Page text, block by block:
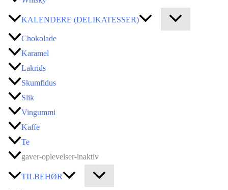
KALENDERE (DELIKATESSER)
Chokolade
Karamel
Lakrids
Skumfidus
Slik
Vingummi
Kaffe
Te
gaver-oplevelser-inaktiv
TILBEHØR